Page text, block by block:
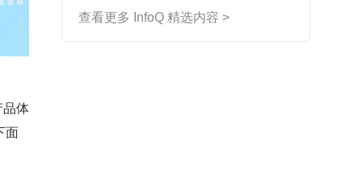
体
面
查看更多 InfoQ 精选内容 >